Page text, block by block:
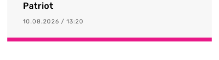
Patriot
10.08.2026 / 13:20